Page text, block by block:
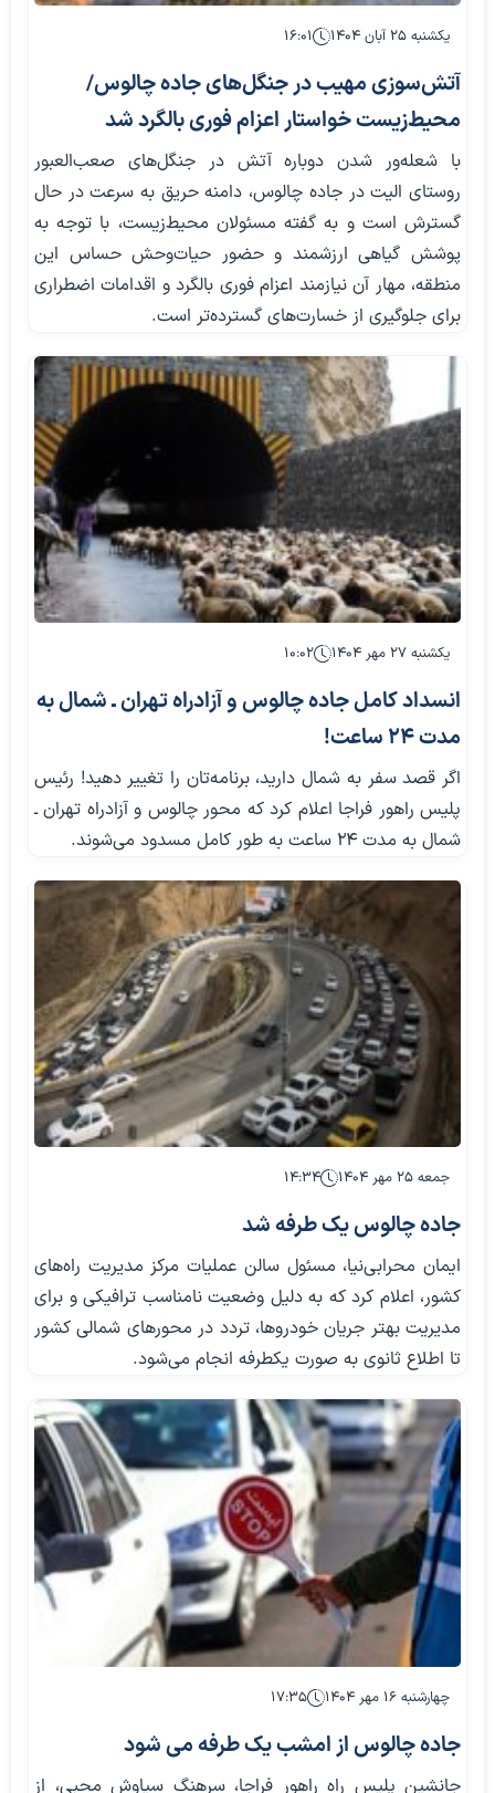
یکشنبه ۲۵ آبان ۱۴۰۴ ۱۶:۰۱
آتش‌سوزی مهیب در جنگل‌های جاده چالوس/
محیط‌زیست خواستار اعزام فوری بالگرد شد
با شعله‌ور شدن دوباره آتش‌ در جنگل‌های صعب‌العبور
روستای الیت در جاده چالوس، دامنه حریق به سرعت در حال
گسترش است و به گفته مسئولان محیط‌زیست، با توجه به
پوشش گیاهی ارزشمند و حضور حیات‌وحش حساس این
منطقه، مهار آن نیازمند اعزام فوری بالگرد و اقدامات اضطراری
برای جلوگیری از خسارت‌های گسترده‌تر است.
یکشنبه ۲۷ مهر ۱۴۰۴ ۱۰:۰۲
انسداد کامل جاده چالوس و آزادراه تهران ـ شمال به
مدت ۲۴ ساعت!
اگر قصد سفر به شمال دارید، برنامه‌تان را تغییر دهید! رئیس
پلیس راهور فراجا اعلام کرد که محور چالوس و آزادراه تهران ـ
شمال به مدت ۲۴ ساعت به طور کامل مسدود می‌شوند.
جمعه ۲۵ مهر ۱۴۰۴ ۱۴:۳۴
جاده چالوس یک طرفه شد
ایمان محرابی‌نیا، مسئول سالن عملیات مرکز مدیریت راه‌های
کشور، اعلام کرد که به دلیل وضعیت نامناسب ترافیکی و برای
مدیریت بهتر جریان خودروها، تردد در محورهای شمالی کشور
تا اطلاع ثانوی به صورت یکطرفه انجام می‌شود.
چهارشنبه ۱۶ مهر ۱۴۰۴ ۱۷:۳۵
جاده چالوس از امشب یک طرفه می شود
جانشین پلیس راه راهور فراجا، سرهنگ سیاوش محبی، از